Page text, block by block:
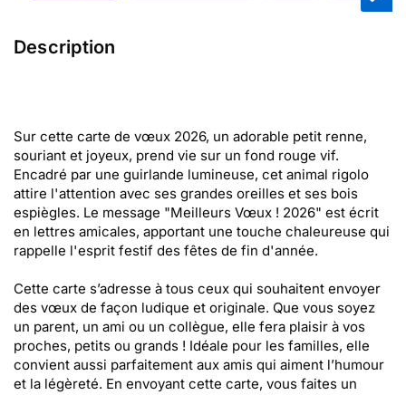
Description
Sur cette carte de vœux 2026, un adorable petit renne,
souriant et joyeux, prend vie sur un fond rouge vif.
Encadré par une guirlande lumineuse, cet animal rigolo
attire l'attention avec ses grandes oreilles et ses bois
espiègles. Le message "Meilleurs Vœux ! 2026" est écrit
en lettres amicales, apportant une touche chaleureuse qui
rappelle l'esprit festif des fêtes de fin d'année.
Cette carte s’adresse à tous ceux qui souhaitent envoyer
des vœux de façon ludique et originale. Que vous soyez
un parent, un ami ou un collègue, elle fera plaisir à vos
proches, petits ou grands ! Idéale pour les familles, elle
convient aussi parfaitement aux amis qui aiment l’humour
et la légèreté. En envoyant cette carte, vous faites un